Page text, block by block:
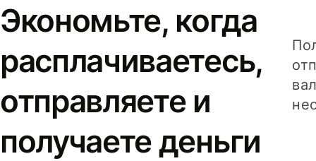
Экономьте, когда
расплачиваетесь,
отправляете и
получаете деньги